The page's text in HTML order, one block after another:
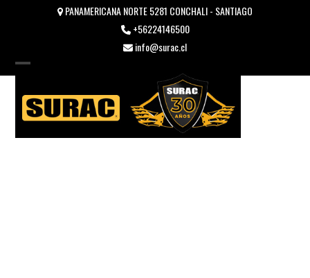
PANAMERICANA NORTE 5281 CONCHALI - SANTIAGO
+56224146500
info@surac.cl
Open
mobile
menu
Close
mobile
menu